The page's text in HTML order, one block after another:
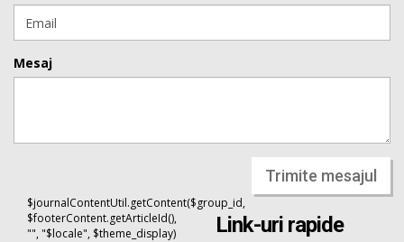
Mesaj
Trimite mesajul
$journalContentUtil.getContent($group_id,
$footerContent.getArticleId(),
"", "$locale", $theme_display)
Link-uri rapide